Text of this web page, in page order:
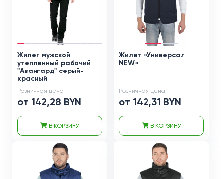
Жилет мужской
утепленный рабочий
"Авангард" серый-
красный
Розничная цена
от 142,28 BYN
В КОРЗИНУ
Жилет «Универсал
NEW»
Розничная цена
от 142,31 BYN
В КОРЗИНУ